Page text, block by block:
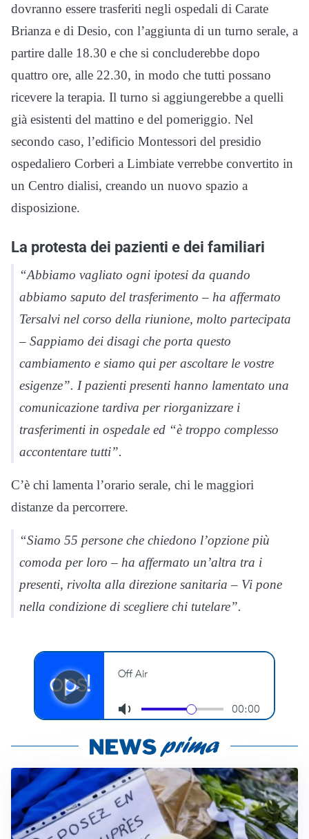
dovranno essere trasferiti negli ospedali di Carate
Brianza e di Desio, con l’aggiunta di un turno serale, a
partire dalle 18.30 e che si concluderebbe dopo
quattro ore, alle 22.30, in modo che tutti possano
ricevere la terapia. Il turno si aggiungerebbe a quelli
già esistenti del mattino e del pomeriggio. Nel
secondo caso, l’edificio Montessori del presidio
ospedaliero Corberi a Limbiate verrebbe convertito in
un Centro dialisi, creando un nuovo spazio a
disposizione.
La protesta dei pazienti e dei familiari
“Abbiamo vagliato ogni ipotesi da quando
abbiamo saputo del trasferimento – ha affermato
Tersalvi nel corso della riunione, molto partecipata
– Sappiamo dei disagi che porta questo
cambiamento e siamo qui per ascoltare le vostre
esigenze”. I pazienti presenti hanno lamentato una
comunicazione tardiva per riorganizzare i
trasferimenti in ospedale ed “è troppo complesso
accontentare tutti”.
C’è chi lamenta l’orario serale, chi le maggiori
distanze da percorrere.
“Siamo 55 persone che chiedono l’opzione più
comoda per loro – ha affermato un’altra tra i
presenti, rivolta alla direzione sanitaria – Vi pone
nella condizione di scegliere chi tutelare”.